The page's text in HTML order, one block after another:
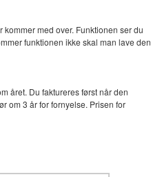
med over. Funktionen ser du
funktionen ikke skal man lave den
året. Du faktureres først når den
om 3 år for fornyelse. Prisen for